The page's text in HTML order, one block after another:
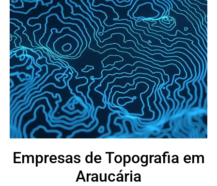
Empresas de Topografia em
Araucária